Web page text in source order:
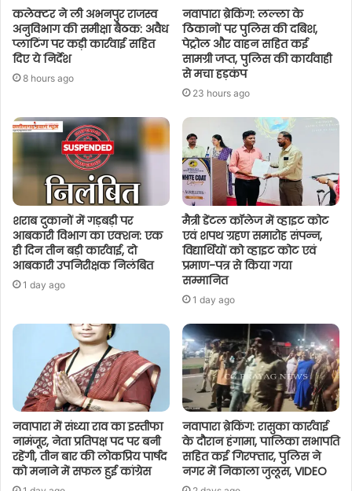
कलेक्टर ने ली अभनपुर राजस्व
अनुविभाग की समीक्षा बैठक: अवैध
प्लाटिंग पर कड़ी कार्रवाई सहित
दिए ये निर्देश
8 hours ago
नवापारा ब्रेकिंग: लल्ला के
ठिकानों पर पुलिस की दबिश,
पेट्रोल और वाहन सहित कई
सामग्री जप्त, पुलिस की कार्यवाही
से मचा हड़कंप
23 hours ago
शराब दुकानों में गड़बड़ी पर
आबकारी विभाग का एक्शन: एक
ही दिन तीन बड़ी कार्रवाई, दो
आबकारी उपनिरीक्षक निलंबित
1 day ago
मैत्री डेंटल कॉलेज में व्हाइट कोट
एवं शपथ ग्रहण समारोह संपन्न,
विद्यार्थियों को व्हाइट कोट एवं
प्रमाण-पत्र से किया गया
सम्मानित
1 day ago
नवापारा में संध्या राव का इस्तीफा
नामंजूर, नेता प्रतिपक्ष पद पर बनी
रहेंगी, तीन बार की लोकप्रिय पार्षद
को मनाने में सफल हुई कांग्रेस
नवापारा ब्रेकिंग: रासुका कार्रवाई
के दौरान हंगामा, पालिका सभापति
सहित कई गिरफ्तार, पुलिस ने
नगर में निकाला जुलूस, VIDEO